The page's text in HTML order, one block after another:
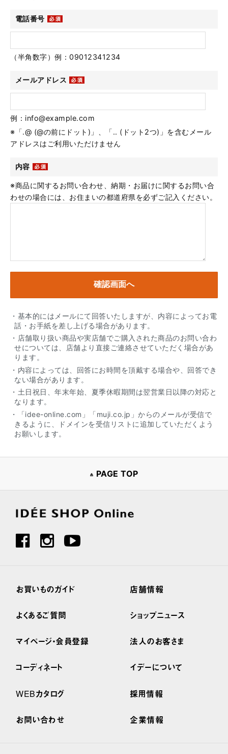
電話番号
（半角数字）例：09012341234
メールアドレス
例：info@example.com
※「.@ (@の前にドット)」、「.. (ドット2つ)」を含むメール
アドレスはご利用いただけません
内容
※商品に関するお問い合わせ、納期・お届けに関するお問い合
わせの場合には、お住まいの都道府県を必ずご記入ください。
・基本的にはメールにて回答いたしますが、内容によってお電
話・お手紙を差し上げる場合があります。
・店舗取り扱い商品や実店舗でご購入された商品のお問い合わ
せについては、店舗より直接ご連絡させていただく場合があ
ります。
・内容によっては、回答にお時間を頂戴する場合や、回答でき
ない場合があります。
・土日祝日、年末年始、夏季休暇期間は翌営業日以降の対応と
なります。
・「idee-online.com」「muji.co.jp」からのメールが受信で
きるように、ドメインを受信リストに追加していただくよう
お願いします。
PAGE TOP
お買いものガイド
よくあるご質問
マイページ・会員登録
コーディネート
WEBカタログ
お問い合わせ
店舗情報
ショップニュース
法人のお客さま
イデーについて
採用情報
企業情報